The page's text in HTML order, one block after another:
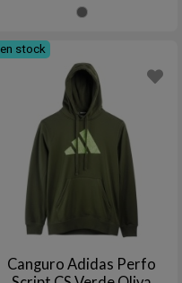
en stock
Canguro Adidas Perfo